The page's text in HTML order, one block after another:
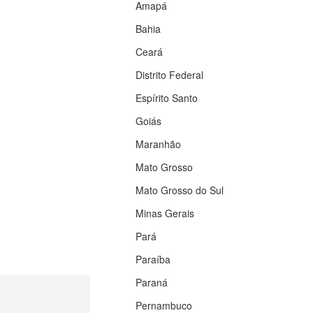
Amapá
Bahia
Ceará
Distrito Federal
Espírito Santo
Goiás
Maranhão
Mato Grosso
Mato Grosso do Sul
Minas Gerais
Pará
Paraíba
Paraná
Pernambuco